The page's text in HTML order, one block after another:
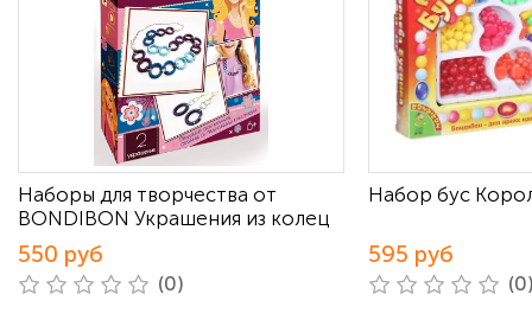
Наборы для творчества от
BONDIBON Украшения из колец
550 руб
(0)
Набор бус
595 руб